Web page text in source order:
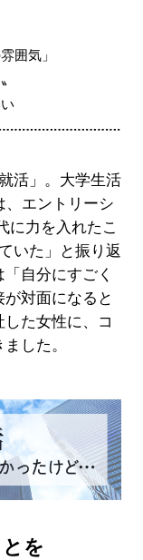
囲気」
活」。大学生活
、エントリーシ
に力を入れたこ
いた」と振り返
自分にすごく
対面になると
た女性に、コ
した。
を